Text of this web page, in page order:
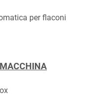
per flaconi